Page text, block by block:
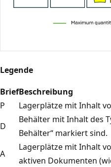
Legende
BriefBeschreibung
P
Lagerplätze mit Inhalt
D
Behälter mit Inhalt des
Behälter“ markiert sind.
A
Lagerplätze mit Inhalt
aktiven Dokumenten